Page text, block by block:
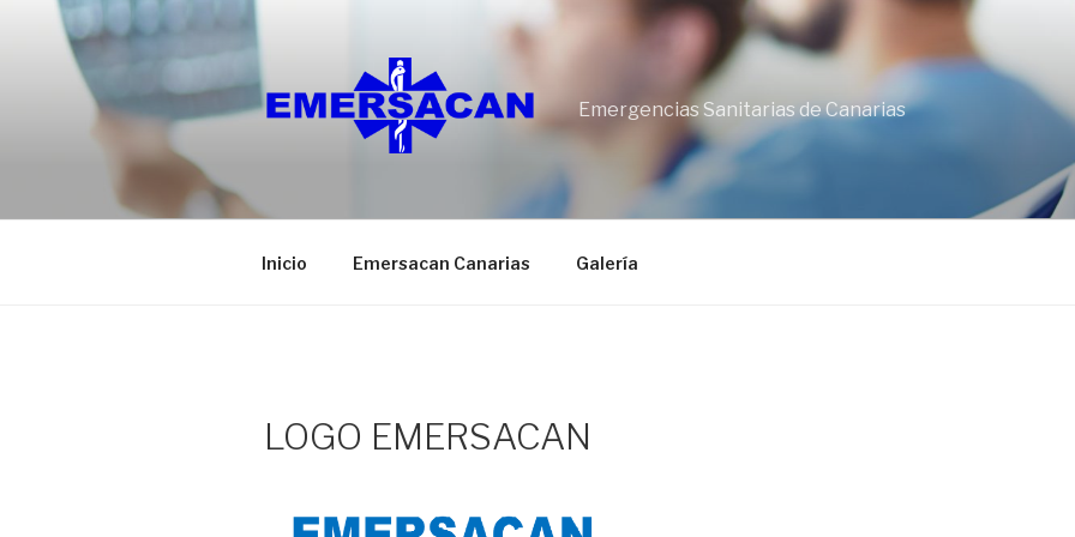
contenido
Emergencias Sanitarias de Canarias
Inicio Emersacan Canarias Galería
LOGO EMERSACAN